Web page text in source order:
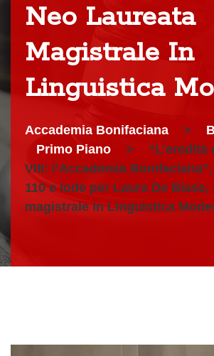
Neo Laureata
Magistrale In
Linguistica
Accademia Bonifaciana >
Primo Piano
>
VIII: l’Accademia
110 e lode per Laura De
magistrale in Linguistica